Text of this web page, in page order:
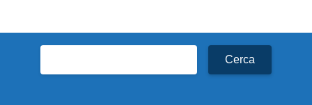
per: